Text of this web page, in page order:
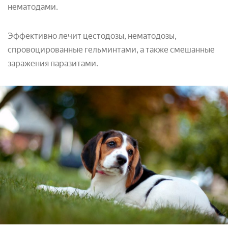
нематодами.
Эффективно лечит цестодозы, нематодозы,
спровоцированные гельминтами, а также смешанные
заражения паразитами.